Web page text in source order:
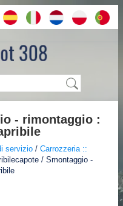
- rimontaggio :
servizio / Carrozzeria ::
/ Smontaggio -